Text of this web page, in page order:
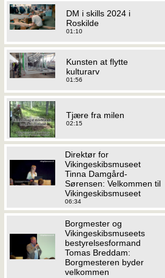
DM i skills 2024 i
Roskilde
01:10
Kunsten at flytte
kulturarv
01:56
Tjære fra milen
02:15
Direktør for
Vikingeskibsmuseet
Tinna Damgård-
Sørensen: Velkommen til
Vikingeskibsmuseet
06:34
Borgmester og
Vikingeskibsmuseets
bestyrelsesformand
Tomas Breddam:
Borgmesteren byder
velkommen